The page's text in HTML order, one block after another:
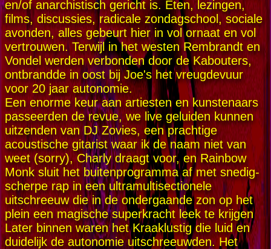
en/of anarchistisch gericht is. Eten, lezingen,
films, discussies, radicale zondagschool, sociale
avonden, alles gebeurt hier in vol ornaat en vol
vertrouwen. Terwijl in het westen Rembrandt en
Vondel werden verbonden door de Kabouters,
ontbrandde in oost bij Joe's het vreugdevuur
voor 20 jaar autonomie.
Een enorme keur aan artiesten en kunstenaars
passeerden de revue, we live geluiden kunnen
uitzenden van DJ Zovies, een prachtige
acoustische gitarist waar ik de naam niet van
weet (sorry), Charly draagt voor, en Rainbow
Monk sluit het buitenprogramma af met snedig-
scherpe rap in een ultramultisectionele
uitschreeuw die in de ondergaande zon op het
plein een magische superkracht leek te krijgen
Later binnen waren het Kraaklustig die luid en
duidelijk de autonomie uitschreeuwden. Het